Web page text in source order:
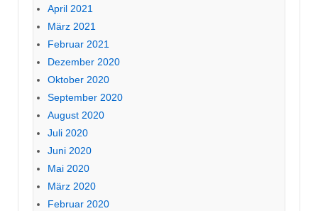
April 2021
März 2021
Februar 2021
Dezember 2020
Oktober 2020
September 2020
August 2020
Juli 2020
Juni 2020
Mai 2020
März 2020
Februar 2020